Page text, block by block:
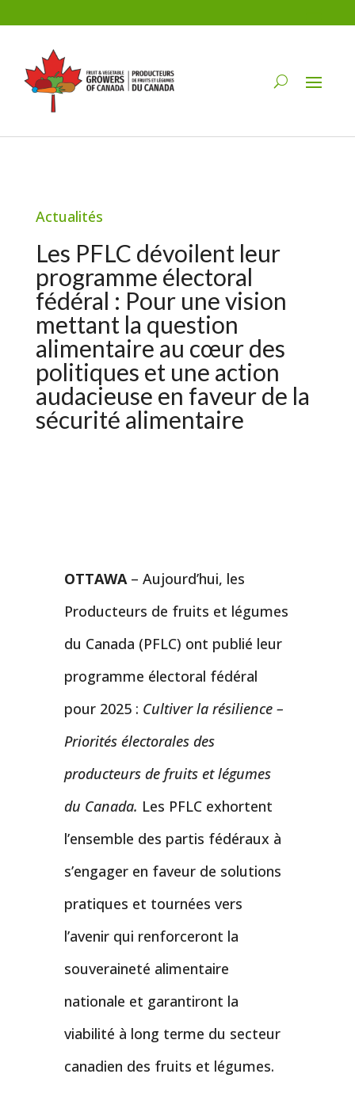
Actualités
Les PFLC dévoilent leur
programme électoral
fédéral : Pour une vision
mettant la question
alimentaire au cœur des
politiques et une action
audacieuse en faveur de la
sécurité alimentaire
OTTAWA– Aujourd’hui, les
Producteurs de fruits et légumes
du Canada (PFLC) ont publié leur
programme électoral fédéral
pour 2025 : Cultiver la résilience –
Priorités électorales des
producteurs de fruits et légumes
du Canada. Les PFLC exhortent
l’ensemble des partis fédéraux à
s’engager en faveur de solutions
pratiques et tournées vers
l’avenir qui renforceront la
souveraineté alimentaire
nationale et garantiront la
viabilité à long terme du secteur
canadien des fruits et légumes.